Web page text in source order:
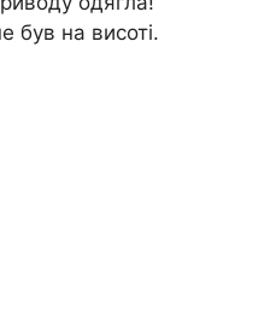
був на висоті.